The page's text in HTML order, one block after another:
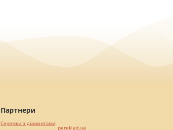
Партнери
Сережки з діамантами
pereklad.ua